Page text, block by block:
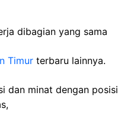
dibagian yang sama
Timur terbaru lainnya.
dan minat dengan posisi